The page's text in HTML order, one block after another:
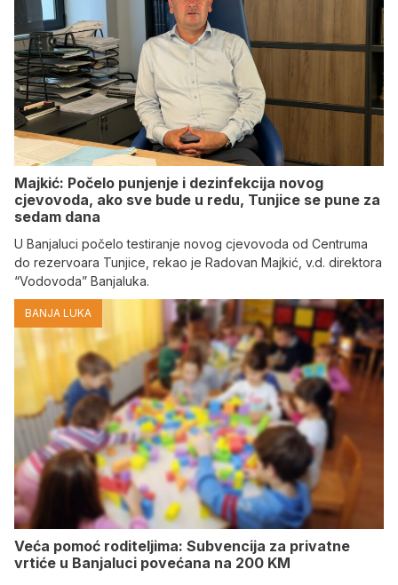
Majkić: Počelo punjenje i dezinfekcija novog
cjevovoda, ako sve bude u redu, Tunjice se pune za
sedam dana
U Banjaluci počelo testiranje novog cjevovoda od Centruma
do rezervoara Tunjice, rekao je Radovan Majkić, v.d. direktora
“Vodovoda” Banjaluka.
BANJA LUKA
Veća pomoć roditeljima: Subvencija za privatne
vrtiće u Banjaluci povećana na 200 KM